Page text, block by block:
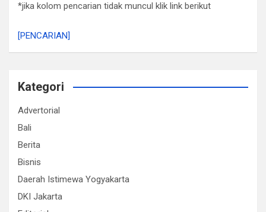
*jika kolom pencarian tidak muncul klik link berikut
[PENCARIAN]
Kategori
Advertorial
Bali
Berita
Bisnis
Daerah Istimewa Yogyakarta
DKI Jakarta